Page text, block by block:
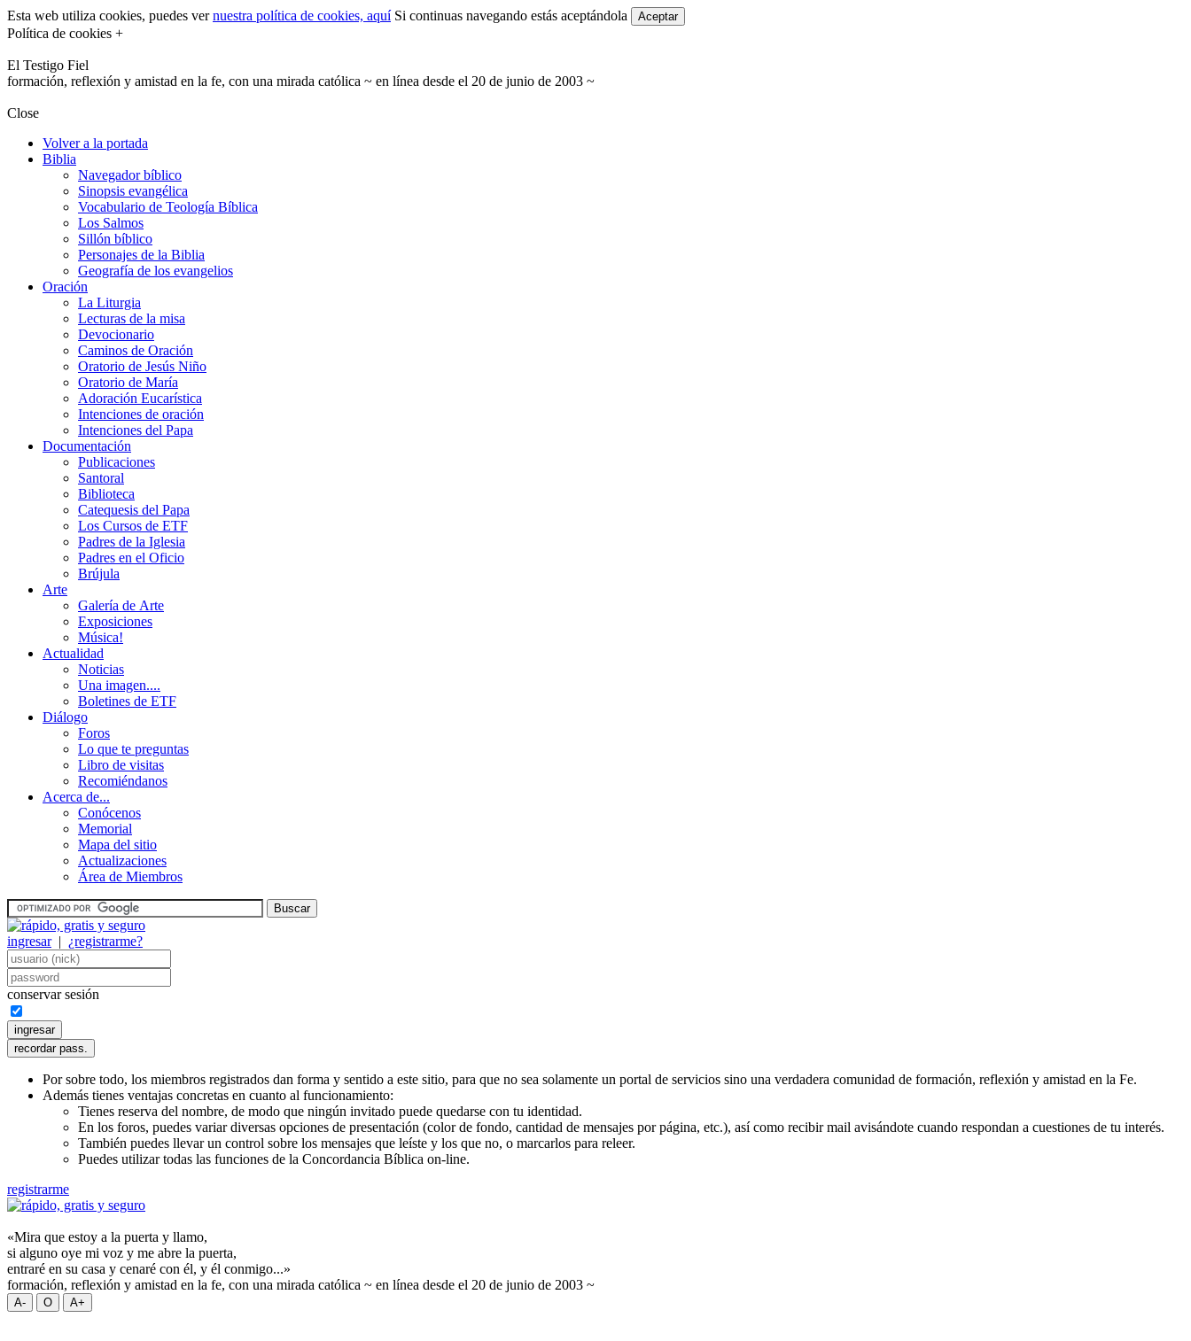
Esta web utiliza cookies, puedes vernuestra política de cookies, aquíSi continuas navegando estás aceptándola Aceptar
Política de cookies +
El Testigo Fiel
formación, reflexión y amistad en la fe, con una mirada católica ~ en línea desde el 20 de junio de 2003 ~
Close
Volver a la portada
Biblia
Navegador bíblico
Sinopsis evangélica
Vocabulario de Teología Bíblica
Los Salmos
Sillón bíblico
Personajes de la Biblia
Geografía de los evangelios
Oración
La Liturgia
Lecturas de la misa
Devocionario
Caminos de Oración
Oratorio de Jesús Niño
Oratorio de María
Adoración Eucarística
Intenciones de oración
Intenciones del Papa
Documentación
Publicaciones
Santoral
Biblioteca
Catequesis del Papa
Los Cursos de ETF
Padres de la Iglesia
Padres en el Oficio
Brújula
Arte
Galería de Arte
Exposiciones
Música!
Actualidad
Noticias
Una imagen....
Boletines de ETF
Diálogo
Foros
Lo que te preguntas
Libro de visitas
Recomiéndanos
Acerca de...
Conócenos
Memorial
Mapa del sitio
Actualizaciones
Área de Miembros
ingresar| ¿registrarme?
conservar sesión
Por sobre todo, los miembros registrados dan forma y sentido a este sitio, para que no sea solamente un portal de servicios sino una verdadera comunidad de formación, reflexión y amistad en la Fe.
Además tienes ventajas concretas en cuanto al funcionamiento:
Tienes reserva del nombre, de modo que ningún invitado puede quedarse con tu identidad.
En los foros, puedes variar diversas opciones de presentación (color de fondo, cantidad de mensajes por página, etc.), así como recibir mail avisándote cuando respondan a cuestiones de tu interés.
También puedes llevar un control sobre los mensajes que leíste y los que no, o marcarlos para releer.
Puedes utilizar todas las funciones de la Concordancia Bíblica on-line.
registrarme
«Mira que estoy a la puerta y llamo,
si alguno oye mi voz y me abre la puerta,
entraré en su casa y cenaré con él, y él conmigo...»
formación, reflexión y amistad en la fe, con una mirada católica ~ en línea desde el 20 de junio de 2003 ~